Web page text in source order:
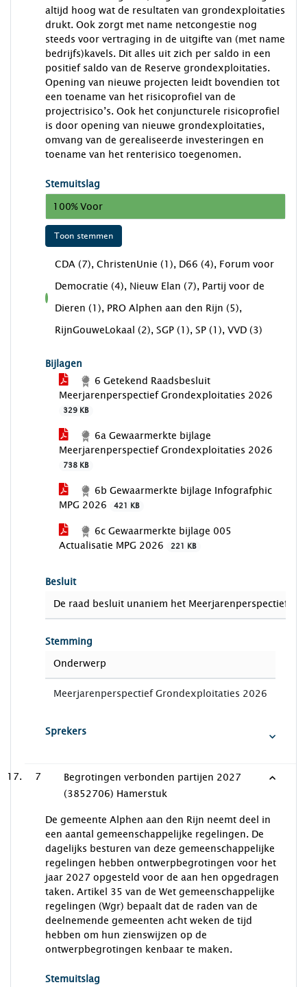
altijd hoog wat de resultaten van grondexploitaties
drukt. Ook zorgt met name netcongestie nog
steeds voor vertraging in de uitgifte van (met name
bedrijfs)kavels. Dit alles uit zich per saldo in een
positief saldo van de Reserve grondexploitaties.
Opening van nieuwe projecten leidt bovendien tot
een toename van het risicoprofiel van de
projectrisico’s. Ook het conjuncturele risicoprofiel
is door opening van nieuwe grondexploitaties,
omvang van de gerealiseerde investeringen en
toename van het renterisico toegenomen.
Stemuitslag
100% Voor
Toon stemmen
voor
CDA (7), ChristenUnie (1), D66 (4), Forum voor
Democratie (4), Nieuw Elan (7), Partij voor de
Dieren (1), PRO Alphen aan den Rijn (5),
RijnGouweLokaal (2), SGP (1), SP (1), VVD (3)
Bijlagen
6 Getekend Raadsbesluit
Meerjarenperspectief Grondexploitaties 2026
329 KB
6a Gewaarmerkte bijlage
Meerjarenperspectief Grondexploitaties 2026
738 KB
6b Gewaarmerkte bijlage Infografphic
MPG 2026
421 KB
6c Gewaarmerkte bijlage 005
Actualisatie MPG 2026
221 KB
Besluit
De raad besluit unaniem het Meerjarenperspectief
Stemming
Onderwerp
Meerjarenperspectief Grondexploitaties 2026
Sprekers
7
Begrotingen verbonden partijen 2027
(3852706) Hamerstuk
De gemeente Alphen aan den Rijn neemt deel in
een aantal gemeenschappelijke regelingen. De
dagelijks besturen van deze gemeenschappelijke
regelingen hebben ontwerpbegrotingen voor het
jaar 2027 opgesteld voor de aan hen opgedragen
taken. Artikel 35 van de Wet gemeenschappelijke
regelingen (Wgr) bepaalt dat de raden van de
deelnemende gemeenten acht weken de tijd
hebben om hun zienswijzen op de
ontwerpbegrotingen kenbaar te maken.
Stemuitslag